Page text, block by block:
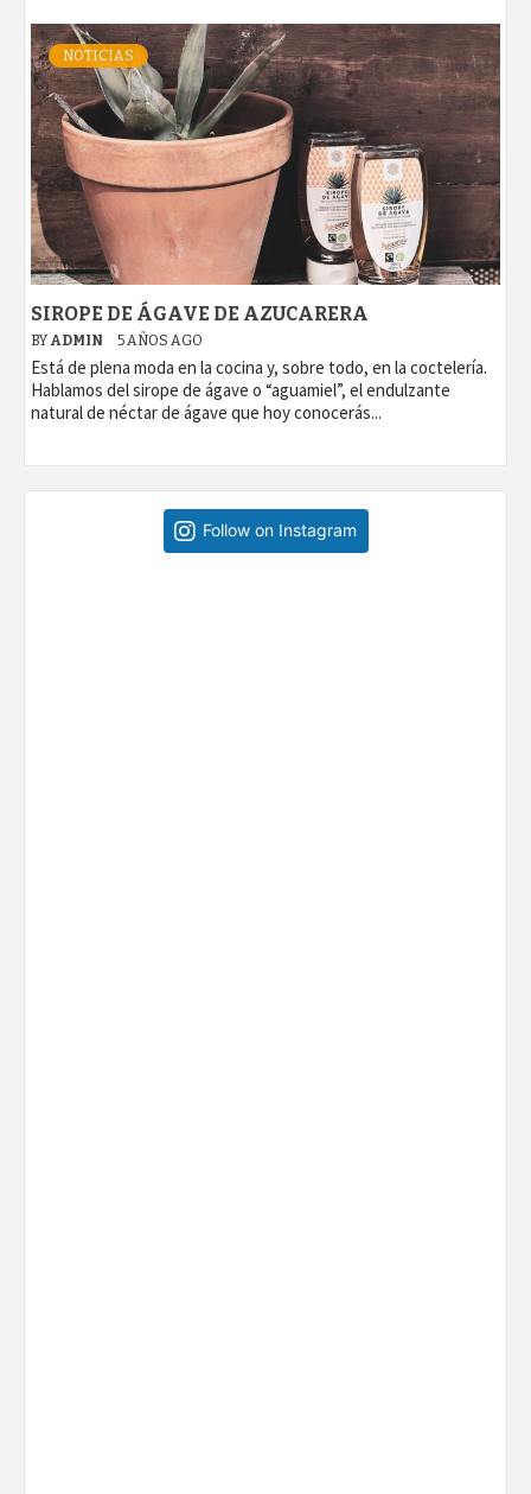
NOTICIAS
SIROPE DE ÁGAVE DE AZUCARERA
BY ADMIN 5 AÑOS AGO
Está de plena moda en la cocina y, sobre todo, en la coctelería.
Hablamos del sirope de ágave o “aguamiel”, el endulzante
natural de néctar de ágave que hoy conocerás...
Follow on Instagram